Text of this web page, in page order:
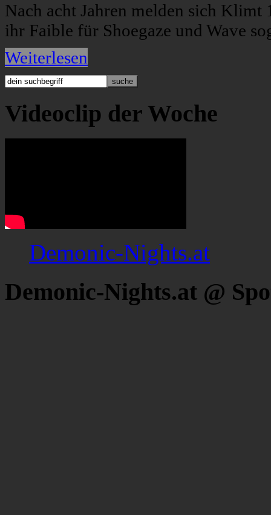
Nach acht Jahren melden sich
ihr Faible für Shoegaze und Wave
Weiterlesen
Videoclip der Woche
Demonic-Nights.at
Demonic-Nights.at @